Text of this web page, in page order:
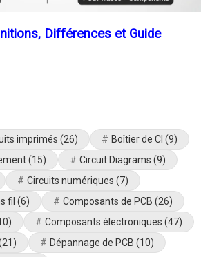
Différences et Guide
imprimés (26) Boîtier de CI (9)
(15) Circuit Diagrams (9)
Circuits numériques (7)
fil (6) Composants de PCB (26)
Composants électroniques (47)
Dépannage de PCB (10)